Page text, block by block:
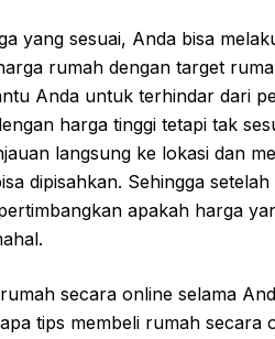
yang sesuai, Anda bisa
rumah dengan target
Anda untuk terhindar dari
harga tinggi tetapi tak
langsung ke lokasi dan
dipisahkan. Sehingga
apakah harga
secara online selama
tips membeli rumah secara